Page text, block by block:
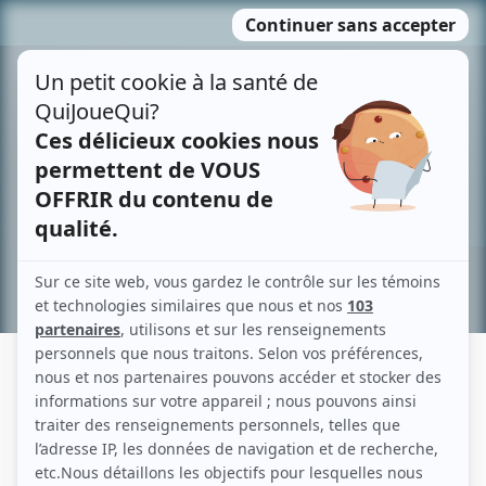
MENU
contenu
Recherche avancée »
DAVID SISCOE
Liens
Fiche de David Siscoe sur Showbizz.net